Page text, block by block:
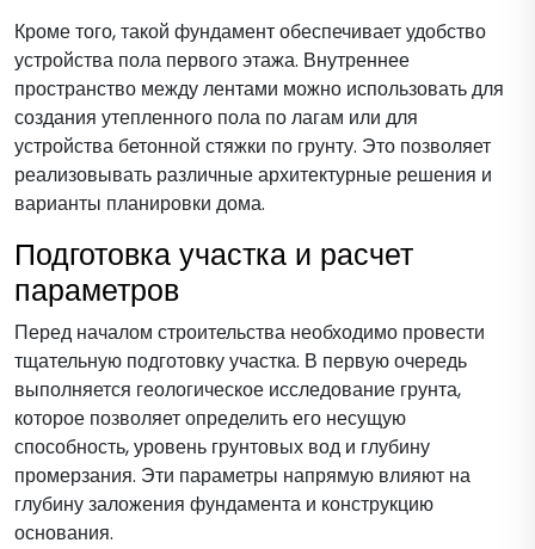
Кроме того, такой фундамент обеспечивает удобство
устройства пола первого этажа. Внутреннее
пространство между лентами можно использовать для
создания утепленного пола по лагам или для
устройства бетонной стяжки по грунту. Это позволяет
реализовывать различные архитектурные решения и
варианты планировки дома.
Подготовка участка и расчет
параметров
Перед началом строительства необходимо провести
тщательную подготовку участка. В первую очередь
выполняется геологическое исследование грунта,
которое позволяет определить его несущую
способность, уровень грунтовых вод и глубину
промерзания. Эти параметры напрямую влияют на
глубину заложения фундамента и конструкцию
основания.